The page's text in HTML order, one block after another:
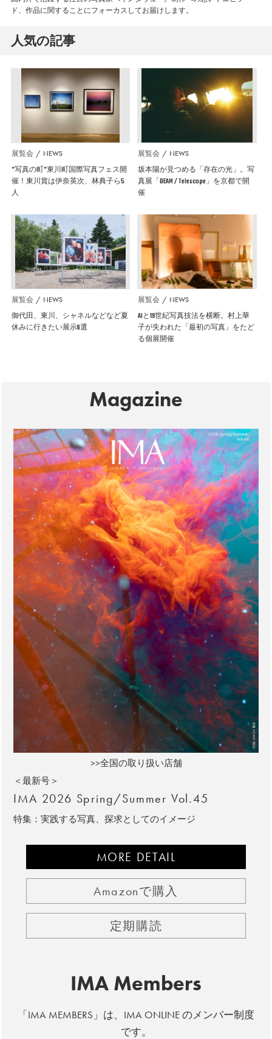
ド、作品に関することにフォーカスしてお届けします。
人気の記事
展覧会 NEWS
”写真の町”東川町国際写真フェス開
催！東川賞は伊奈英次、林典子ら5
人
展覧会 NEWS
坂本陽が見つめる「存在の光」。写
真展「BEAM / Telescope」を京都で開
催
展覧会 NEWS
御代田、東川、シャネルなどなど夏
休みに行きたい展示6選
展覧会 NEWS
AIと19世紀写真技法を横断。村上華
子が失われた「最初の写真」をたど
る個展開催
Magazine
>>全国の取り扱い店舗
＜最新号＞
IMA 2026 Spring/Summer Vol.45
特集：実践する写真、探求としてのイメージ
MORE DETAIL
Amazonで購入
定期購読
IMA Members
「IMA MEMBERS」は、IMA ONLINE のメンバー制度
です。